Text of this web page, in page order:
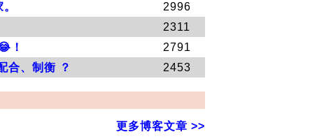
2996
2311
！
2791
合、制衡 ？
2453
更多博客文章 >>